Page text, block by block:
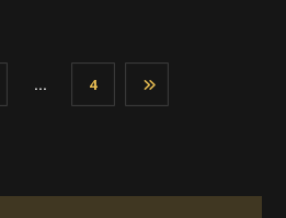
… 4